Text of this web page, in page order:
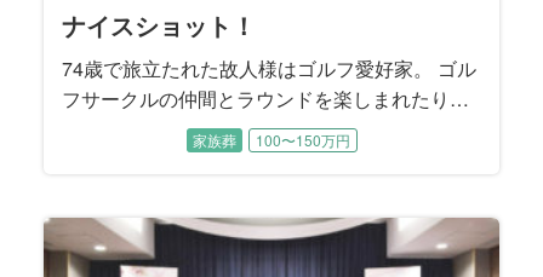
ナイスショット！
74歳で旅立たれた故人様はゴルフ愛好家。 ゴル
フサークルの仲間とラウンドを楽しまれたり、
ゴルフコンペにも数多く参加されました。 プレ
ー後の飲み会ではメンバーと親睦を深められた
駆けつけて下さり、一緒にラウンドした思い出
を振り返りながら故人様を偲ばれました。
家族葬 100〜150万円